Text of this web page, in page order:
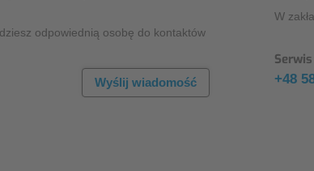
odpowiednią osobę do kontaktów
Wyślij wiadomość
W
+48